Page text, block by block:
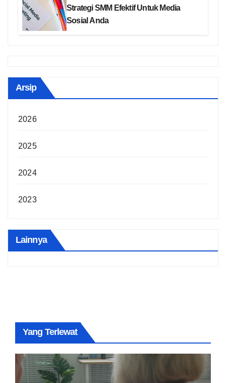
Strategi SMM Efektif Untuk Media
Sosial Anda
Arsip
2026
2025
2024
2023
Lainnya
Yang Terlewat